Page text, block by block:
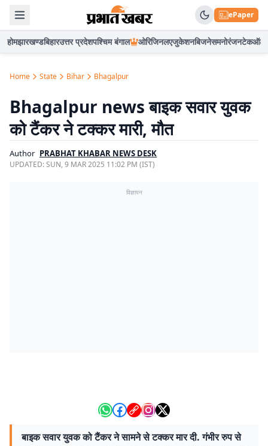
ePaper
होमझारखण्डबिहारउत्तर प्रदेशपश्चिम बंगाल ओरिजिनलएजुकेशनबिजनेसमनोरंजनटेकऑटो
Home State Bihar Bhagalpur
Bhagalpur news बाइक सवार युवक
को टैंकर ने टक्कर मारी, मौत
Author PRABHAT KHABAR NEWS DESK
UPDATED:SUN, 9 MAR 2025 11:02 PM (IST)
विज्ञापन
बाइक सवार युवक को टैंकर ने सामने से टक्कर मार दी. गंभीर रुप से